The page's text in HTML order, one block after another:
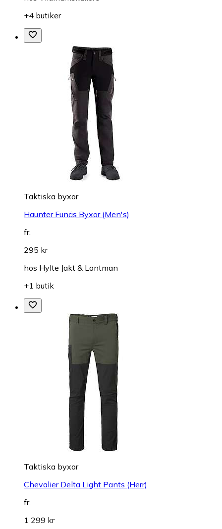
+4 butiker
Taktiska byxor
Haunter Funäs Byxor (Men's)
fr.
295 kr
hos Hylte Jakt & Lantman
+1 butik
Taktiska byxor
Chevalier Delta Light Pants (Herr)
fr.
1 299 kr